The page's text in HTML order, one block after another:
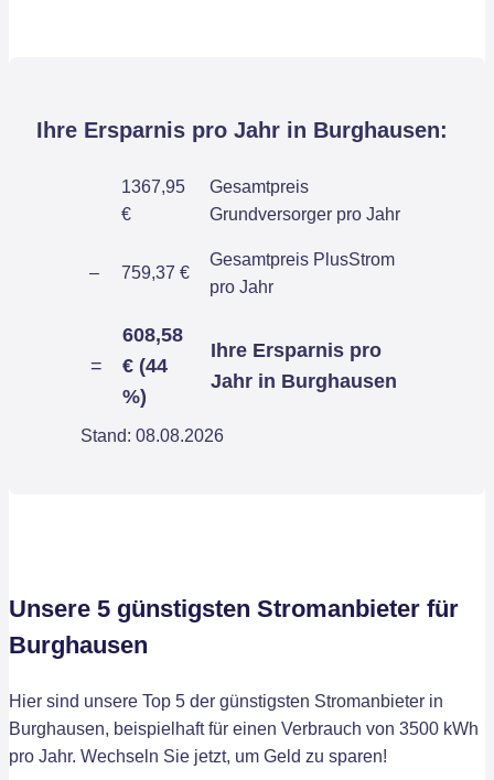
Ihre Ersparnis pro Jahr in Burghausen:
1367,95
€
Gesamtpreis
Grundversorger pro Jahr
– 759,37 €
Gesamtpreis PlusStrom
pro Jahr
=
608,58
€ (44
%)
Ihre Ersparnis pro
Jahr in Burghausen
Stand: 08.08.2026
Unsere 5 günstigsten Stromanbieter für
Burghausen
Hier sind unsere Top 5 der günstigsten Stromanbieter in
Burghausen, beispielhaft für einen Verbrauch von 3500 kWh
pro Jahr. Wechseln Sie jetzt, um Geld zu sparen!